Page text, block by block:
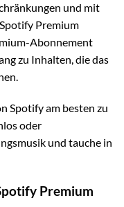
und mit
Premium
Abonnement
zu Inhalten, die das
Spotify am besten zu
oder
und tauche in
Premium